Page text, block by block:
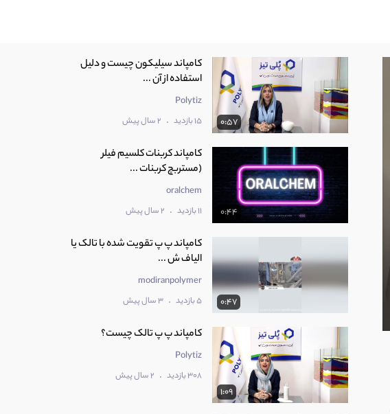
0
0:57
کامپاند سیلیکون چیست و دلیل
استفاده از آن ...
Polytiz
15 بازدید . 2 سال پیش
0:44
کامپاند کربنات کلسیم فیلر
(مستربچ کربنات ...
oralchem
11 بازدید . 2 سال پیش
0:47
کامپاند پ پ تقویت شده با تالک یا
الیاف ش ...
modiranpolymer
5 بازدید . 3 سال پیش
1:09
کامپاند پ پ تالک چیست؟
Polytiz
308 بازدید . 2 سال پیش